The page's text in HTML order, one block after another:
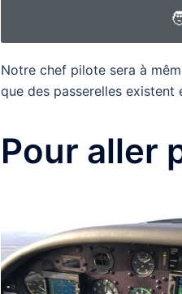
Notre chef pilote sera à
que des passerelles existent
Pour aller